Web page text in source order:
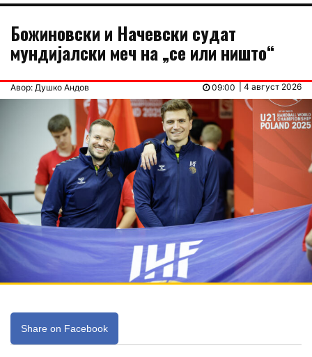
Божиновски и Начевски судат
мундијалски меч на „се или ништо“
Авор: Душко Андов | 4 август 2026
09:00
Share on Facebook